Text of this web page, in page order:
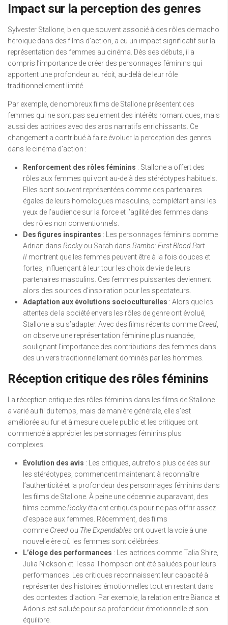
Impact sur la perception des genres
Sylvester Stallone, bien que souvent associé à des rôles de macho
héroïque dans des films d’action, a eu un impact significatif sur la
représentation des femmes au cinéma. Dès ses débuts, il a
compris l’importance de créer des personnages féminins qui
apportent une profondeur au récit, au-delà de leur rôle
traditionnellement limité.
Par exemple, de nombreux films de Stallone présentent des
femmes qui ne sont pas seulement des intérêts romantiques, mais
aussi des actrices avec des arcs narratifs enrichissants. Ce
changement a contribué à faire évoluer la perception des genres
dans le cinéma d’action :
Renforcement des rôles féminins : Stallone a offert des
rôles aux femmes qui vont au-delà des stéréotypes habituels.
Elles sont souvent représentées comme des partenaires
égales de leurs homologues masculins, complétant ainsi les
yeux de l’audience sur la force et l’agilité des femmes dans
des rôles non conventionnels.
Des figures inspirantes : Les personnages féminins comme
Adrian dans Rockyou Sarah dans Rambo: First Blood Part
II montrent que les femmes peuvent être à la fois douces et
fortes, influençant à leur tour les choix de vie de leurs
partenaires masculins. Ces femmes puissantes deviennent
alors des sources d’inspiration pour les spectateurs.
Adaptation aux évolutions socioculturelles : Alors que les
attentes de la société envers les rôles de genre ont évolué,
Stallone a su s’adapter. Avec des films récents comme Creed,
on observe une représentation féminine plus nuancée,
soulignant l’importance des contributions des femmes dans
des univers traditionnellement dominés par les hommes.
Réception critique des rôles féminins
La réception critique des rôles féminins dans les films de Stallone
a varié au fil du temps, mais de manière générale, elle s’est
améliorée au fur et à mesure que le public et les critiques ont
commencé à apprécier les personnages féminins plus
complexes.
Évolution des avis : Les critiques, autrefois plus celées sur
les stéréotypes, commencent maintenant à reconnaître
l’authenticité et la profondeur des personnages féminins dans
les films de Stallone. À peine une décennie auparavant, des
films commeRockyétaient critiqués pour ne pas offrir assez
d’espace aux femmes. Récemment, des films
comme Creed ou The Expendables ont ouvert la voie à une
nouvelle ère où les femmes sont célébrées.
L’éloge des performances : Les actrices comme Talia Shire,
Julia Nickson et Tessa Thompson ont été saluées pour leurs
performances. Les critiques reconnaissent leur capacité à
représenter des histoires émotionnelles tout en restant dans
des contextes d’action. Par exemple, la relation entre Bianca et
Adonis est saluée pour sa profondeur émotionnelle et son
équilibre.